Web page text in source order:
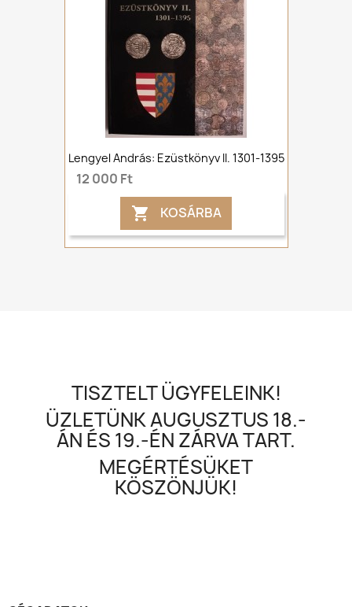
Lengyel András: Ezüstkönyv II. 1301-1395
12 000 Ft
 KOSÁRBA
TISZTELT ÜGYFELEINK!
ÜZLETÜNK AUGUSZTUS 18.-
ÁN ÉS 19.-ÉN ZÁRVA TART.
MEGÉRTÉSÜKET
KÖSZÖNJÜK!